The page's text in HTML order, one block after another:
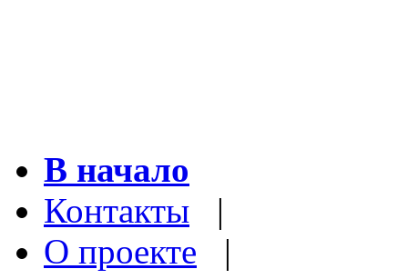
В начало
Контакты |
О проекте |